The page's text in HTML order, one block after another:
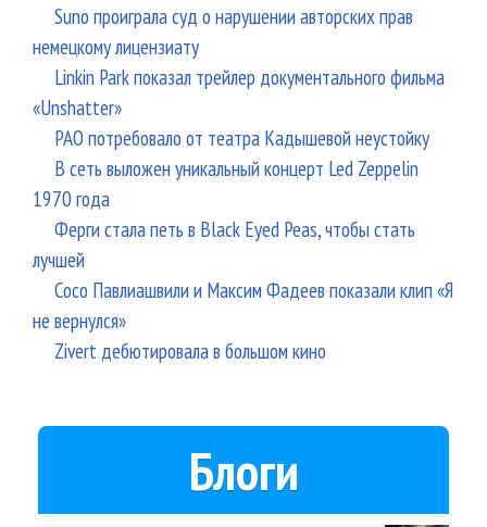
Suno проиграла суд о нарушении авторских прав
немецкому лицензиату
Linkin Park показал трейлер документального фильма
«Unshatter»
РАО потребовало от театра Кадышевой неустойку
В сеть выложен уникальный концерт Led Zeppelin
1970 года
Ферги стала петь в Black Eyed Peas, чтобы стать
лучшей
Сосо Павлиашвили и Максим Фадеев показали клип «Я
не вернулся»
Zivert дебютировала в большом кино
Блоги